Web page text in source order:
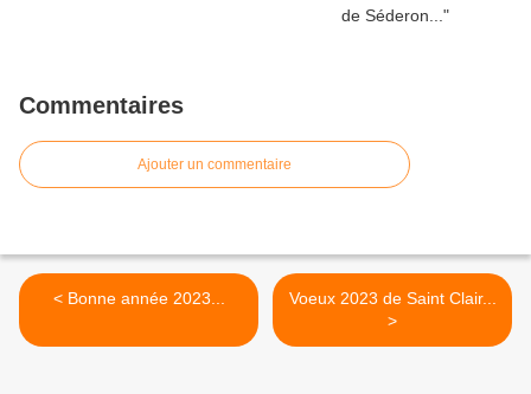
Commentaires
Ajouter un commentaire
< Bonne année 2023...
Voeux 2023 de Saint Clair...
>